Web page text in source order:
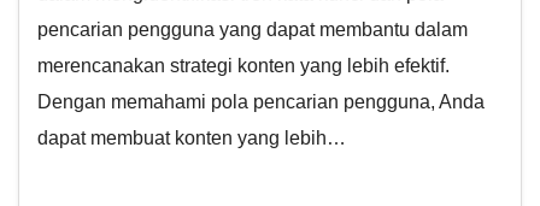
pencarian pengguna yang dapat membantu dalam
merencanakan strategi konten yang lebih efektif.
Dengan memahami pola pencarian pengguna, Anda
dapat membuat konten yang lebih…